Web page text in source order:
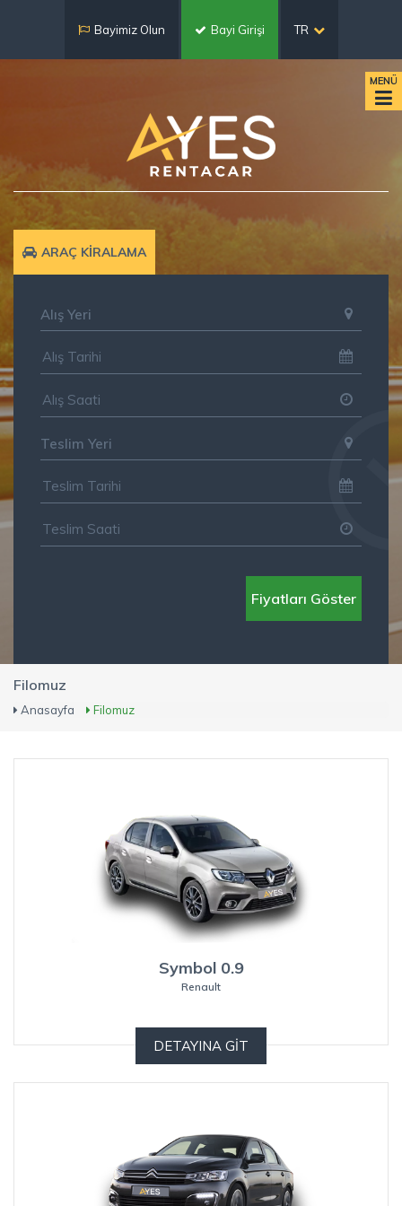
Bayimiz Olun Bayi Girişi TR
MENÜ
ARAÇ KİRALAMA
Alış Yeri
Teslim Yeri
Fiyatları Göster
Filomuz
Anasayfa Filomuz
Symbol 0.9
Renault
DETAYINA GİT